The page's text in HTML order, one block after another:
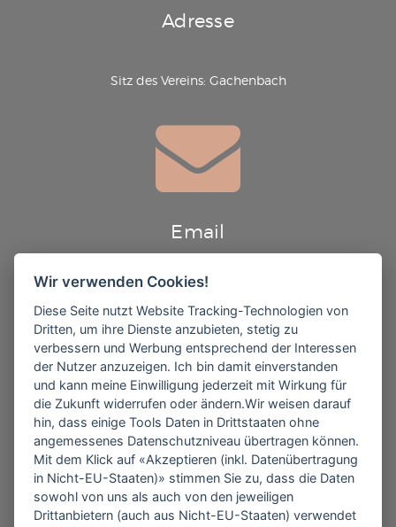
Adresse
Sitz des Vereins: Gachenbach
Email
info@theatergruppe-gachenbach.de
Follow us
▶ Jetzt auf Facebook folgen
Wir verwenden Cookies!
Diese Seite nutzt Website Tracking-Technologien von
Dritten, um ihre Dienste anzubieten, stetig zu
verbessern und Werbung entsprechend der Interessen
der Nutzer anzuzeigen. Ich bin damit einverstanden
und kann meine Einwilligung jederzeit mit Wirkung für
die Zukunft widerrufen oder ändern.Wir weisen darauf
hin, dass einige Tools Daten in Drittstaaten ohne
angemessenes Datenschutzniveau übertragen können.
Mit dem Klick auf «Akzeptieren (inkl. Datenübertragung
in Nicht-EU-Staaten)» stimmen Sie zu, dass die Daten
sowohl von uns als auch von den jeweiligen
Drittanbietern (auch aus Nicht-EU-Staaten) verwendet